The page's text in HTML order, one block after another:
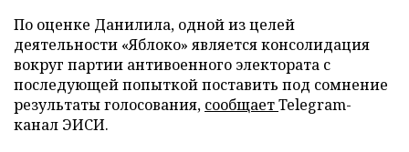
По оценке Данилила, одной из целей
деятельности «Яблоко» является консолидация
вокруг партии антивоенного электората с
последующей попыткой поставить под сомнение
результаты голосования, сообщаетTelegram-
канал ЭИСИ.